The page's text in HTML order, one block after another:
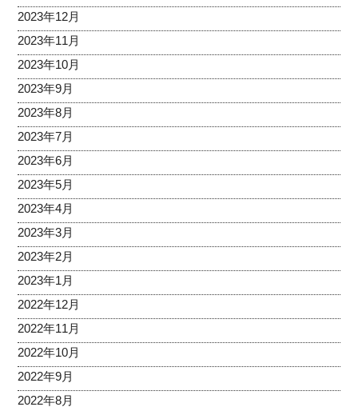
2023年12月
2023年11月
2023年10月
2023年9月
2023年8月
2023年7月
2023年6月
2023年5月
2023年4月
2023年3月
2023年2月
2023年1月
2022年12月
2022年11月
2022年10月
2022年9月
2022年8月